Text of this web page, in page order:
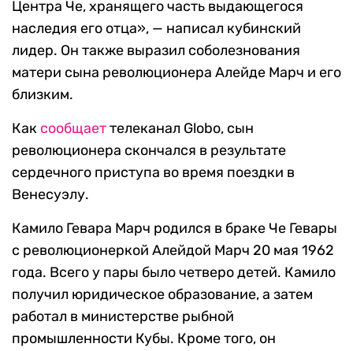
Центра Че, хранящего часть выдающегося
наследия его отца», — написал кубинский
лидер. Он также выразил соболезнования
матери сына революционера Алейде Марч и его
близким.
Как сообщаеттелеканал Globo, сын
революционера скончался в результате
сердечного приступа во время поездки в
Венесуэлу.
Камило Гевара Марч родился в браке Че Гевары
с революционеркой Алейдой Марч 20 мая 1962
года. Всего у пары было четверо детей. Камило
получил юридическое образование, а затем
работал в министерстве рыбной
промышленности Кубы. Кроме того, он